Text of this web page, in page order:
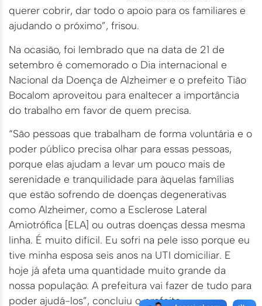
querer cobrir, dar todo o apoio para os familiares e
ajudando o próximo”, frisou.
Na ocasião, foi lembrado que na data de 21 de
setembro é comemorado o Dia internacional e
Nacional da Doença de Alzheimer e o prefeito Tião
Bocalom aproveitou para enaltecer a importância
do trabalho em favor de quem precisa.
“São pessoas que trabalham de forma voluntária e o
poder público precisa olhar para essas pessoas,
porque elas ajudam a levar um pouco mais de
serenidade e tranquilidade para àquelas famílias
que estão sofrendo de doenças degenerativas
como Alzheimer, como a Esclerose Lateral
Amiotrófica [ELA] ou outras doenças dessa mesma
linha. É muito difícil. Eu sofri na pele isso porque eu
tive minha esposa seis anos na UTI domiciliar. E
hoje já afeta uma quantidade muito grande da
nossa população. A prefeitura vai fazer de tudo para
poder ajudá-los”, concluiu o prefeito.